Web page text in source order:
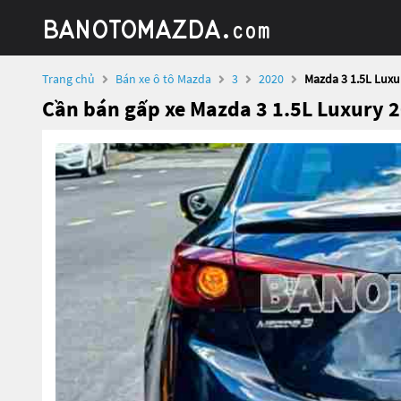
Trang chủ Bán xe ô tô Mazda 3 2020 Mazda 3 1.5L
Cần bán gấp xe Mazda 3 1.5L Luxury